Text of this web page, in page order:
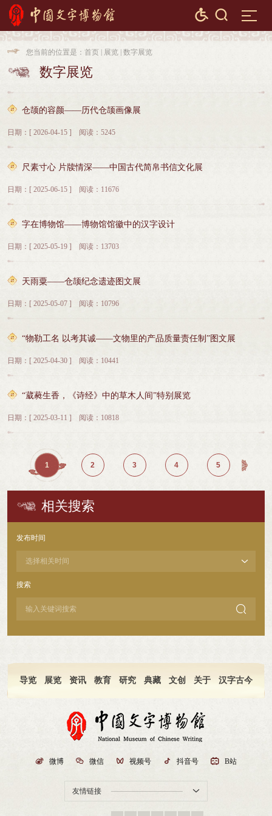
 
 数字展览
 您当前的位置是： 首页 展览 数字展览
仓颉的容颜——历代仓颉画像展
日期：[ 2026-04-15 ] 阅读：5245
尺素寸心 片牍情深——中国古代简帛书信文化展
日期：[ 2025-06-15 ] 阅读：11676
字在博物馆——博物馆馆徽中的汉字设计
日期：[ 2025-05-19 ] 阅读：13703
天雨粟——仓颉纪念遗迹图文展
日期：[ 2025-05-07 ] 阅读：10796
“物勒工名 以考其诚——文物里的产品质量责任制”图文展
日期：[ 2025-04-30 ] 阅读：10441
“葳蕤生香，《诗经》中的草木人间”特别展览
日期：[ 2025-03-11 ] 阅读：10818
1 2 3 4 5
相关搜索
发布时间
搜索

导览 展览 资讯 教育 研究 典藏 文创 关于 汉字古今
友情链接 
 微博  微信  视频号  抖音号  B站